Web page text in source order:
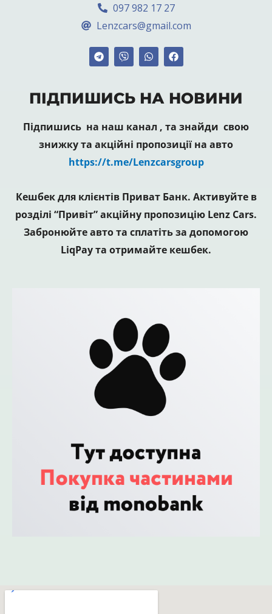
097 982 17 27
Lenzcars@gmail.com
ПІДПИШИСЬ НА НОВИНИ
Підпишись на наш канал , та знайди свою
знижку та акційні пропозиції на авто
https://t.me/Lenzcarsgroup
Кешбек для клієнтів Приват Банк. Активуйте в
розділі “Привіт” акційну пропозицію Lenz Cars.
Забронюйте авто та сплатіть за допомогою
LiqPay та отримайте кешбек.